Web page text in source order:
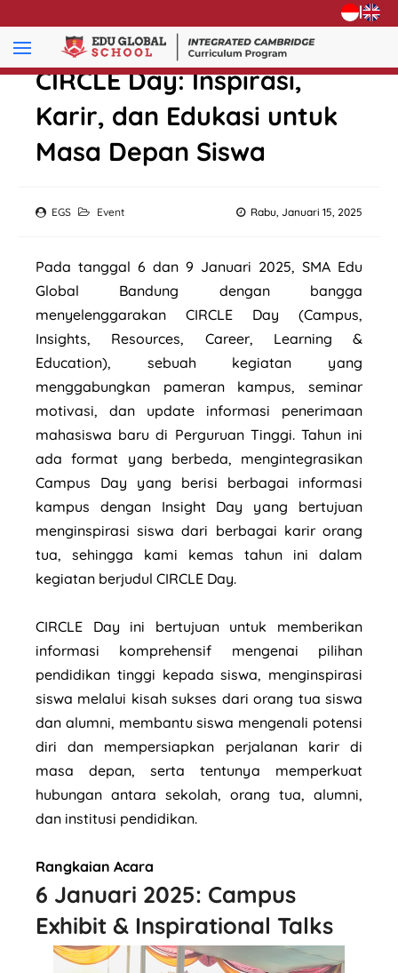
|
CIRCLE Day: Inspirasi,
Karir, dan Edukasi untuk
Masa Depan Siswa
EGS Rabu, Januari 15, 2025
Event
Pada tanggal 6 dan 9 Januari 2025, SMA Edu
Global Bandung dengan bangga
menyelenggarakan CIRCLE Day (Campus,
Insights, Resources, Career, Learning &
Education), sebuah kegiatan yang
menggabungkan pameran kampus, seminar
motivasi, dan update informasi penerimaan
mahasiswa baru di Perguruan Tinggi. Tahun ini
ada format yang berbeda, mengintegrasikan
Campus Day yang berisi berbagai informasi
kampus dengan Insight Day yang bertujuan
menginspirasi siswa dari berbagai karir orang
tua, sehingga kami kemas tahun ini dalam
kegiatan berjudul CIRCLE Day.
CIRCLE Day ini bertujuan untuk memberikan
informasi komprehensif mengenai pilihan
pendidikan tinggi kepada siswa, menginspirasi
siswa melalui kisah sukses dari orang tua siswa
dan alumni, membantu siswa mengenali potensi
diri dan mempersiapkan perjalanan karir di
masa depan, serta tentunya memperkuat
hubungan antara sekolah, orang tua, alumni,
dan institusi pendidikan.
Rangkaian Acara
6 Januari 2025: Campus
Exhibit & Inspirational Talks